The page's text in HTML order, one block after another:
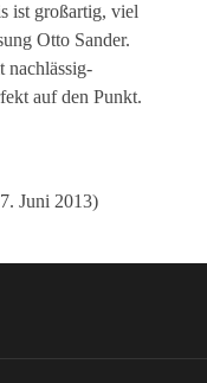
ist großartig, viel
Otto Sander.
nachlässig-
auf den Punkt.
Juni 2013)